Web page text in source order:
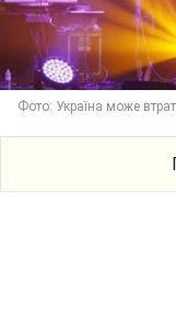
Фото: Україна може